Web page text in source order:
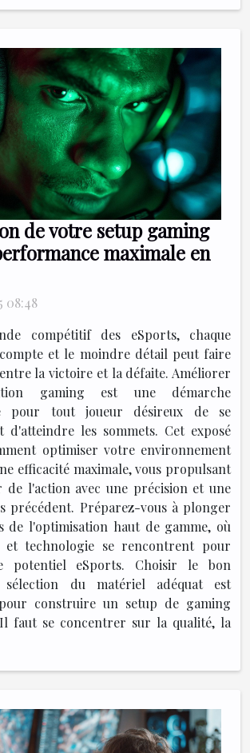
de votre setup gaming
maximale en
08:48
compétitif des eSports, chaque
et le moindre détail peut faire
la victoire et la défaite. Améliorer
gaming est une démarche
pour tout joueur désireux de se
d'atteindre les sommets. Cet exposé
optimiser votre environnement
efficacité maximale, vous propulsant
de l'action avec une précision et une
précédent. Préparez-vous à plonger
de l'optimisation haut de gamme, où
et technologie se rencontrent pour
potentiel eSports. Choisir le bon
du matériel adéquat est
construire un setup de gaming
faut se concentrer sur la qualité, la